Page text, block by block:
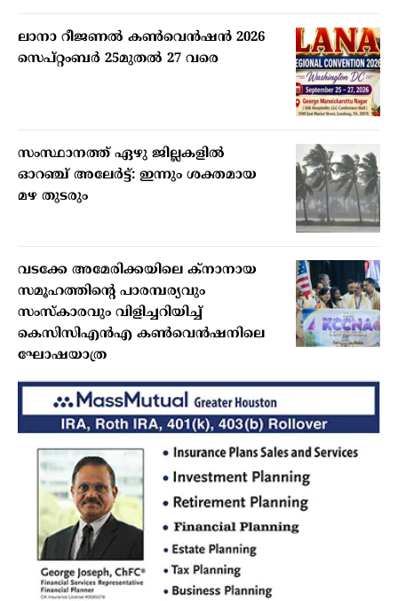
ലാനാ റീജണല്‍ കണ്‍വെന്‍ഷന്‍ 2026
സെപ്റ്റംബര്‍ 25മുതല്‍ 27 വരെ
സംസ്ഥാനത്ത് ഏഴു ജില്ലകളില്‍
ഓറഞ്ച് അലേര്‍ട്ട്: ഇന്നും ശക്തമായ
മഴ തുടരും
വടക്കേ അമേരിക്കയിലെ ക്‌നാനായ
സമൂഹത്തിന്റെ പാരമ്പര്യവും
സംസ്‌കാരവും വിളിച്ചറിയിച്ച്
കെസിസിഎന്‍എ കണ്‍വെന്‍ഷനിലെ
ഘോഷയാത്ര